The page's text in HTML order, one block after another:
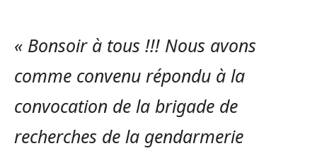
« Bonsoir à tous !!! Nous avons
comme convenu répondu à la
convocation de la brigade de
recherches de la gendarmerie